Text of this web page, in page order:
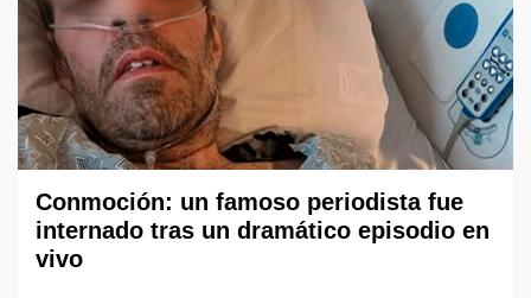
Conmoción: un famoso periodista fue
internado tras un dramático episodio en
vivo